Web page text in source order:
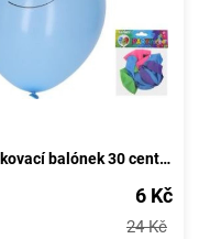
Nafukovací balónek 30 centimetrů - sada 5 kusů, s číslem 20
6 Kč
24 Kč